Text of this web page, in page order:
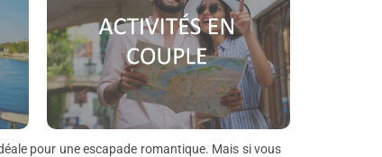
pour une escapade romantique. Mais si vous